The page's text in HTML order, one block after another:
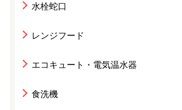
水栓蛇口
レンジフード
エコキュート・電気温水器
食洗機